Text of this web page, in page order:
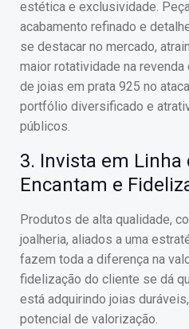
estética e exclusividade.
acabamento refinado e
se destacar no mercado,
maior rotatividade na
de joias em prata 925 no
portfólio diversificado e
públicos.
3. Invista em
Encantam e
Produtos de alta qualidade,
joalheria, aliados a uma
fazem toda a diferença na
fidelização do cliente se dá
está adquirindo joias
potencial de valorização.